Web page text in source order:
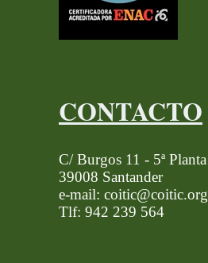
CONTACTO
C/ Burgos 11 - 5ª Planta
39008 Santander
e-mail: coitic@coitic.org
Tlf: 942 239 564